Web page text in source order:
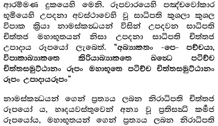
ආරම්මණ දුකයෙහි මෙනි. රූපවාරයෙහි පඤ්චවෝකාර
භූමියෙහි උපදනා අවස්ථාවෙහි වූ සාධිපති කුශලා කුශල
විපාක ක්‍රියා නාමස්කන්‍ධයන් විසින් උපදවන සාධිපති
චිත්තජ මහාභූතයන් නිසා උපදනා සාධිපති චිත්තජ
උපාදාය රූපයෝ ලැබෙත්. “අබ්‍යාකතං -පෙ- පච්චයා,
විපාකාබ්‍යාකතෙ කිරියාබ්‍යාකතෙ ඛන්‍ධෙ පටිච්ච
චිත්තසමුට්ඨානං රූපං මහාභූතෙ පටිච්ච චිත්තසමුට්ඨානං
රූපං උපාදායරූපං”
නාමස්කන්‍ධයන් ගෙන් ප්‍රත්‍යය ලබන නිරාධිපති චිත්තජ
රූපයෝ ය, හෘදයවස්තුවෙන් අන්‍ය වූ ප්‍රතිසන්‍ධි කර්‍මජ
රූපයෝය, මහාභූතයන් ගෙන් ප්‍රත්‍යය ලබන නිරාධිපති